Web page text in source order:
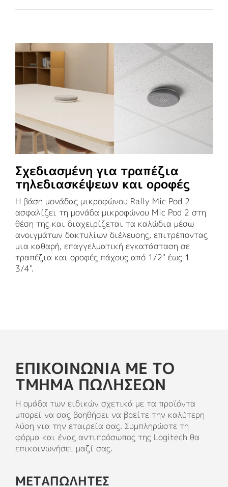
Σχεδιασμένη για τραπέζια
τηλεδιασκέψεων και οροφές
Η βάση μονάδας μικροφώνου Rally Mic Pod 2
ασφαλίζει τη μονάδα μικροφώνου Mic Pod 2 στη
θέση της και διαχειρίζεται τα καλώδια μέσω
ανοιγμάτων δακτυλίων διέλευσης, επιτρέποντας
μια καθαρή, επαγγελματική εγκατάσταση σε
τραπέζια και οροφές πάχους από 1/2" έως 1
3/4".
ΕΠΙΚΟΙΝΩΝΊΑ ΜΕ ΤΟ
ΤΜΉΜΑ ΠΩΛΉΣΕΩΝ
Η ομάδα των ειδικών σχετικά με τα προϊόντα
μπορεί να σας βοηθήσει να βρείτε την καλύτερη
λύση για την εταιρεία σας. Συμπληρώστε τη
φόρμα και ένας αντιπρόσωπος της Logitech θα
επικοινωνήσει μαζί σας.
ΜΕΤΑΠΩΛΗΤΕΣ